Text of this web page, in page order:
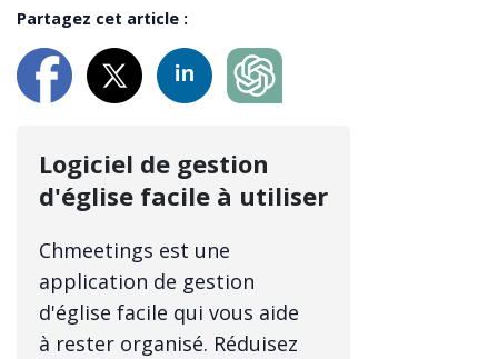
Partagez cet article :
Logiciel de gestion
d'église facile à utiliser
Chmeetings est une
application de gestion
d'église facile qui vous aide
à rester organisé. Réduisez